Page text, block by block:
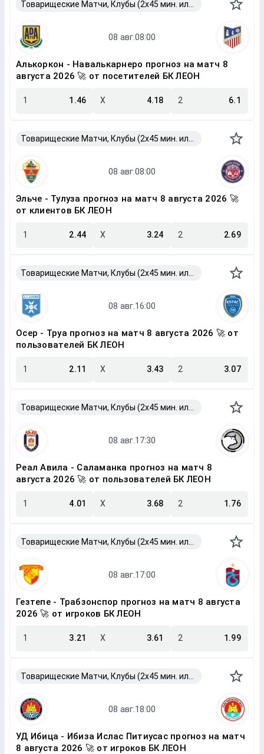
Алькоркон - Навалькарнеро прогноз на матч 8
августа 2026 🚀 от посетителей БК ЛЕОН
1 1.46 X 4.18 2 6.1
Эльче - Тулуза прогноз на матч 8 августа 2026 🚀
от клиентов БК ЛЕОН
1 2.44 X 3.24 2 2.69
Осер - Труа прогноз на матч 8 августа 2026 🚀 от
пользователей БК ЛЕОН
1 2.11 X 3.43 2 3.07
Реал Авила - Саламанка прогноз на матч 8
августа 2026 🚀 от пользователей БК ЛЕОН
1 4.01 X 3.68 2 1.76
Гезтепе - Трабзонспор прогноз на матч 8 августа
2026 🚀 от игроков БК ЛЕОН
1 3.21 X 3.61 2 1.99
УД Ибица - Ибиза Ислас Питиусас прогноз на матч
8 августа 2026 🚀 от игроков БК ЛЕОН